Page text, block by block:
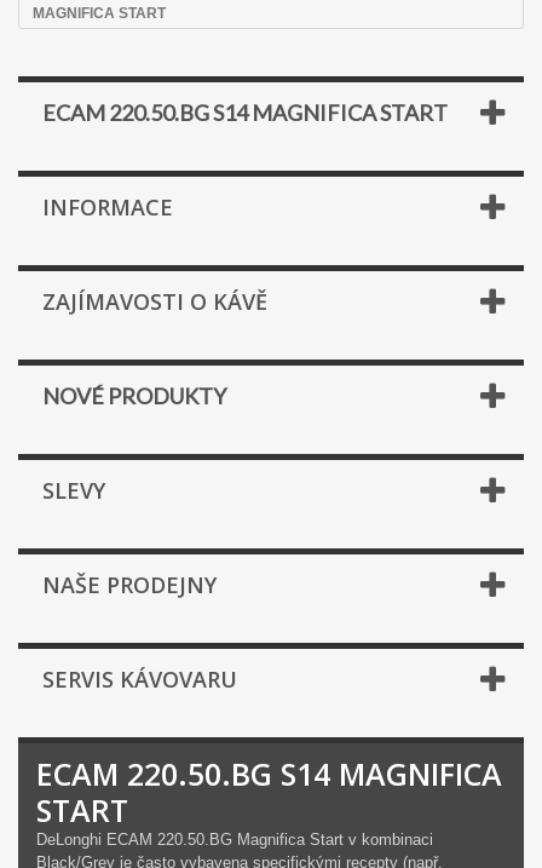
MAGNIFICA START
ECAM 220.50.BG S14 MAGNIFICA START
INFORMACE
ZAJÍMAVOSTI O KÁVĚ
NOVÉ PRODUKTY
SLEVY
NAŠE PRODEJNY
SERVIS KÁVOVARU
ECAM 220.50.BG S14 MAGNIFICA
START
DeLonghi ECAM 220.50.BG Magnifica Start v kombinaci
Black/Grey je často vybavena specifickými recepty (např.